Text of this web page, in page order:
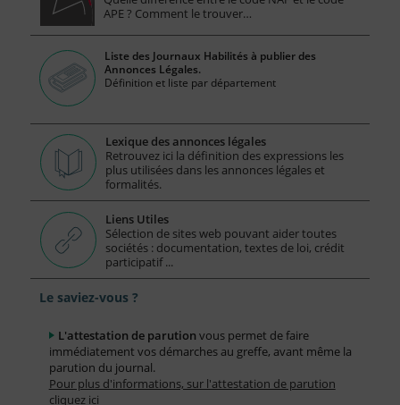
APE ? Comment le trouver…
Liste des Journaux Habilités à publier des
Annonces Légales.
Définition et liste par département
Lexique des annonces légales
Retrouvez ici la définition des expressions les
plus utilisées dans les annonces légales et
formalités.
Liens Utiles
Sélection de sites web pouvant aider toutes
sociétés : documentation, textes de loi, crédit
participatif ...
Le saviez-vous ?
L'attestation de parution vous permet de faire
immédiatement vos démarches au greffe, avant même la
parution du journal.
Pour plus d'informations, sur l'attestation de parution
cliquez ici